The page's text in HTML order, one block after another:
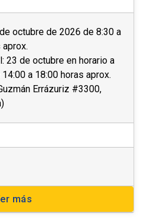
octubre de 2026 de 8:30 a
aprox.
23 de octubre en horario a
a 18:00 horas aprox.
Errázuriz #3300,
más